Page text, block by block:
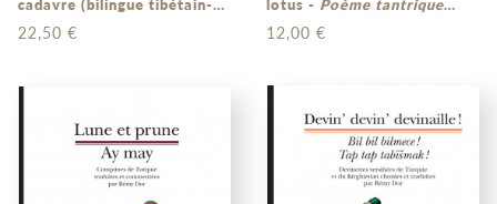
cadavre (bilingue tibétain-
français)
22,50 €
lotus - Poème tantrique
tibétain du XIXe siècle
(bilingue tibétain-français)
12,00 €